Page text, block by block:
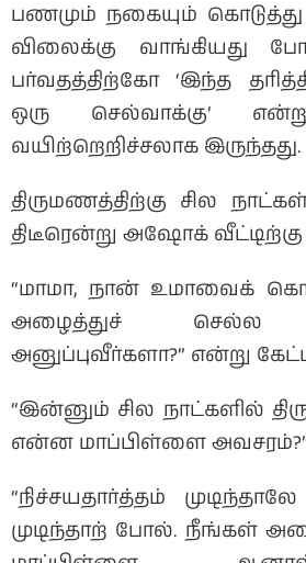
பணமும் நகையும்
விலைக்கு வாங்கியது
பர்வதத்திற்கோ ‘இந்த
ஒரு செல்வாக்கு’
வயிற்றெறிச்சலாக இருந்தது.
திருமணத்திற்கு சில
திடீரென்று அஷோக்
“மாமா, நான் உமாவைக்
அழைத்துச் செல்ல
அனுப்புவீர்களா?” என்று
“இன்னும் சில நாட்களில்
என்ன மாப்பிள்ளை
“நிச்சயதார்த்தம்
முடிந்தாற் போல். நீங்கள்